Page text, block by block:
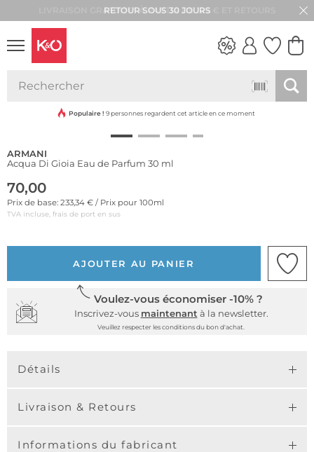
RETOUR SOUS 30 JOURS
VIBES
Populaire ! 9 personnes regardent cet article en ce moment
ARMANI
Acqua Di Gioia Eau de Parfum 30 ml
70,00
Prix de base: 233,34 € / Prix pour 100ml
TVA incluse, frais de port en sus
AJOUTER AU PANIER
Voulez-vous économiser -10% ?
Inscrivez-vous maintenant à la newsletter.
Veuillez respecter les conditions du bon d'achat.
Détails
Livraison & Retours
Informations du fabricant